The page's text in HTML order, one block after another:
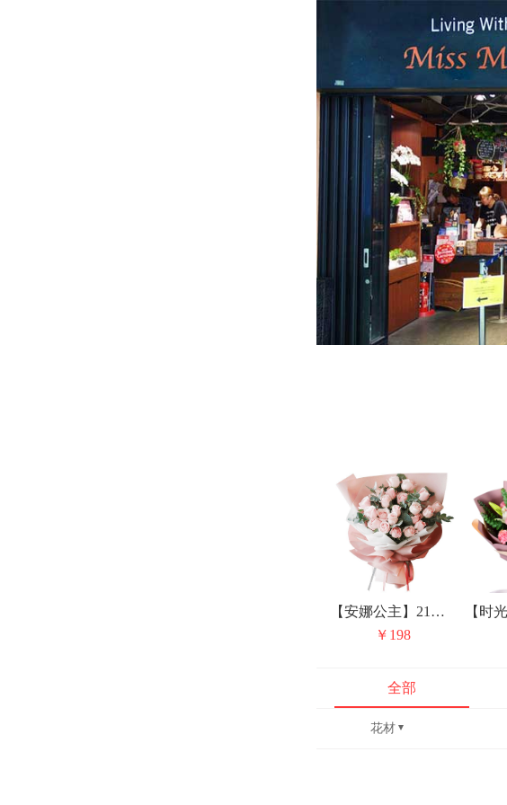
【安娜公主】21朵粉玫瑰花束
￥198
全部
花材